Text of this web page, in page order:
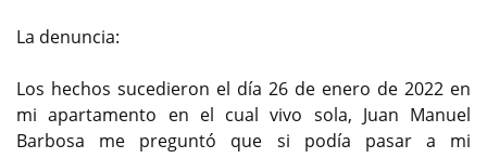
La denuncia:
Los hechos sucedieron el día 26 de enero de 2022 en
mi apartamento en el cual vivo sola, Juan Manuel
Barbosa me preguntó que si podía pasar a mi